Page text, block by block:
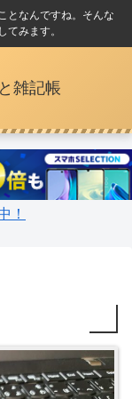
となんですね。そんな
てみます。
雑記帳
！